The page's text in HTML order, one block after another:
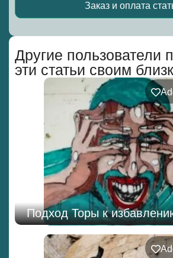
Другие пользователи
эти статьи своим
Подход Торы к
Заказ и оплата
Alternative: